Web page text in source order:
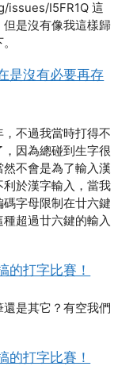
I5FR1Q 這
是沒有像我這樣歸
是沒有必要再存
不過我當時打得不
因為總碰到生字很
不會是為了輸入漢
於漢字輸入，當我
字母限制在廿六鍵
超過廿六鍵的輸入
的打字比賽！
是其它？有空我們
的打字比賽！